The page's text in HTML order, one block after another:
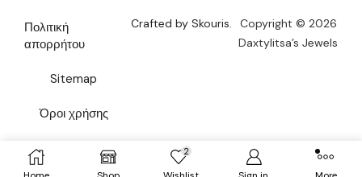
2
Πολιτική
απορρήτου
Sitemap
Όροι χρήσης
Επικοινωνία
Crafted by Skouris.
Copyright © 2026
Daxtylitsa’s Jewels